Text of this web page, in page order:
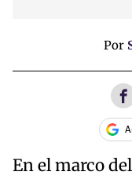
Por
En el marco